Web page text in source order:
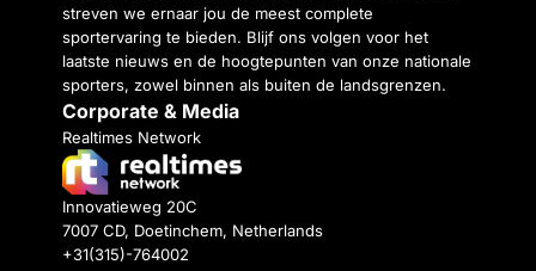
streven we ernaar jou de meest complete
sportervaring te bieden. Blijf ons volgen voor het
laatste nieuws en de hoogtepunten van onze nationale
sporters, zowel binnen als buiten de landsgrenzen.
Corporate & Media
Realtimes Network
Innovatieweg 20C
7007 CD, Doetinchem, Netherlands
+31(315)-764002